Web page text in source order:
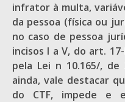
infrator à multa,
da pessoa (física ou
no caso de pessoa
incisos I a V, do art.
pela Lei n 10.165/, de
ainda, vale destacar
do CTF, impede e